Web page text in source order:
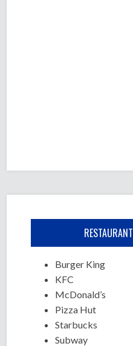
Burger King
KFC
McDonald’s
Pizza Hut
Starbucks
Subway